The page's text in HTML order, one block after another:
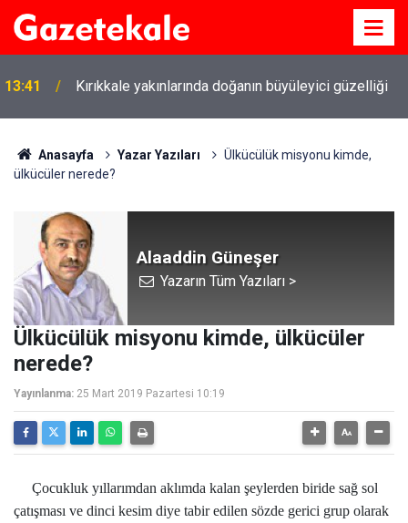
13:41 Kırıkkale yakınlarında doğanın büyüleyici güzelliği
Anasayfa Yazar Yazıları
Ülkücülük misyonu kimde,
ülkücüler nerede?
Alaaddin Güneşer
Yazarın Tüm Yazıları >
Ülkücülük misyonu kimde, ülkücüler
nerede?
Yayınlanma: 25 Mart 2019 Pazartesi 10:19
Çocukluk yıllarımdan aklımda kalan şeylerden biride sağ sol
çatışması ve dinci kesim diye tabir edilen sözde gerici grup olarak